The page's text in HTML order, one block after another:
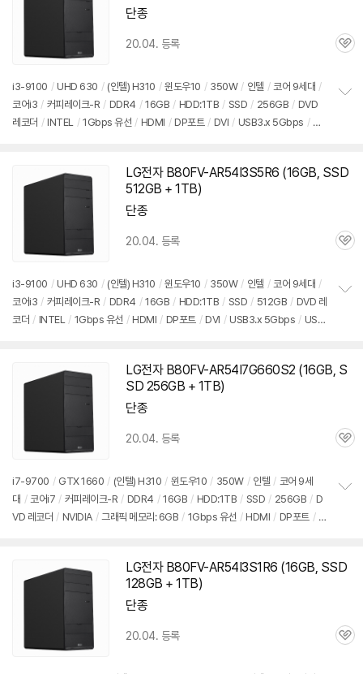
단종
20.04. 등록
관
i3-9100 / UHD 630 / (인텔) H310 / 윈도우10 / 350W / 인텔 / 코어 9세대 /
코어i3 / 커피레이크-R / DDR4 / 16GB / HDD:1TB / SSD / 256GB / DVD
레코더 / INTEL / 1Gbps 유선 / HDMI / DP포트 / DVI / USB3.x 5Gbps / US
기
LG전자 B80FV-AR54I3S5R6 (16GB, SSD
512GB + 1TB)
단종
20.04. 등록
관
i3-9100 / UHD 630 / (인텔) H310 / 윈도우10 / 350W / 인텔 / 코어 9세대 /
코어i3 / 커피레이크-R / DDR4 / 16GB / HDD:1TB / SSD / 512GB / DVD 레
코더 / INTEL / 1Gbps 유선 / HDMI / DP포트 / DVI / USB3.x 5Gbps / USB
기
LG전자 B80FV-AR54I7G660S2 (16GB, S
SD 256GB + 1TB)
단종
20.04. 등록
관
i7-9700 / GTX 1660 / (인텔) H310 / 윈도우10 / 350W / 인텔 / 코어 9세
대 / 코어i7 / 커피레이크-R / DDR4 / 16GB / HDD:1TB / SSD / 256GB / D
VD 레코더 / NVIDIA / 그래픽 메모리: 6GB / 1Gbps 유선 / HDMI / DP포트 / D
기
LG전자 B80FV-AR54I3S1R6 (16GB, SSD
128GB + 1TB)
단종
20.04. 등록
관